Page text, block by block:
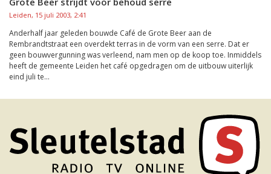
Leiden, 15 juli 2003, 2:41
Anderhalf jaar geleden bouwde Café de Grote Beer aan de
Rembrandtstraat een overdekt terras in de vorm van een serre. Dat er
geen bouwvergunning was verleend, nam men op de koop toe. Inmiddels
heeft de gemeente Leiden het café opgedragen om de uitbouw uiterlijk
eind juli te...